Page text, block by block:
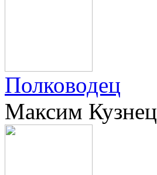
Полководец
Максим